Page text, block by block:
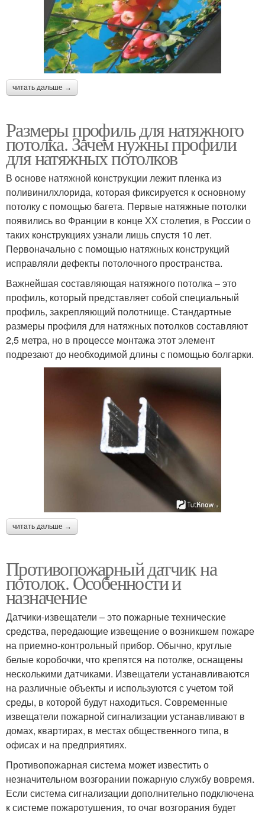
читать дальше →
Размеры профиль для натяжного
потолка. Зачем нужны профили
для натяжных потолков
В основе натяжной конструкции лежит пленка из
поливинилхлорида, которая фиксируется к основному
потолку с помощью багета. Первые натяжные потолки
появились во Франции в конце ХХ столетия, в России о
таких конструкциях узнали лишь спустя 10 лет.
Первоначально с помощью натяжных конструкций
исправляли дефекты потолочного пространства.
Важнейшая составляющая натяжного потолка – это
профиль, который представляет собой специальный
профиль, закрепляющий полотнище. Стандартные
размеры профиля для натяжных потолков составляют
2,5 метра, но в процессе монтажа этот элемент
подрезают до необходимой длины с помощью болгарки.
читать дальше →
Противопожарный датчик на
потолок. Особенности и
назначение
Датчики-извещатели – это пожарные технические
средства, передающие извещение о возникшем пожаре
на приемно-контрольный прибор. Обычно, круглые
белые коробочки, что крепятся на потолке, оснащены
несколькими датчиками. Извещатели устанавливаются
на различные объекты и используются с учетом той
среды, в которой будут находиться. Современные
извещатели пожарной сигнализации устанавливают в
домах, квартирах, в местах общественного типа, в
офисах и на предприятиях.
Противопожарная система может известить о
незначительном возгорании пожарную службу вовремя.
Если система сигнализации дополнительно подключена
к системе пожаротушения, то очаг возгорания будет